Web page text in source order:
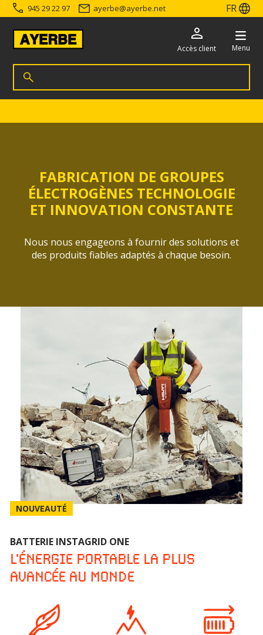
945 29 22 97 ayerbe@ayerbe.net FR
Recherche de produits
Accès client Menu
FABRICATION DE GROUPES
ÉLECTROGÈNES TECHNOLOGIE
ET INNOVATION CONSTANTE
Nous nous engageons à fournir des solutions et
des produits fiables adaptés à chaque besoin.
NOUVEAUTÉ
BATTERIE INSTAGRID ONE
L'énergie portable la plus
avancée au monde